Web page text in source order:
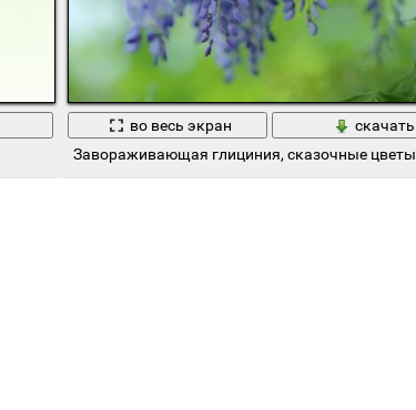
во весь экран
скачать
Завораживающая глициния, сказочные цветы